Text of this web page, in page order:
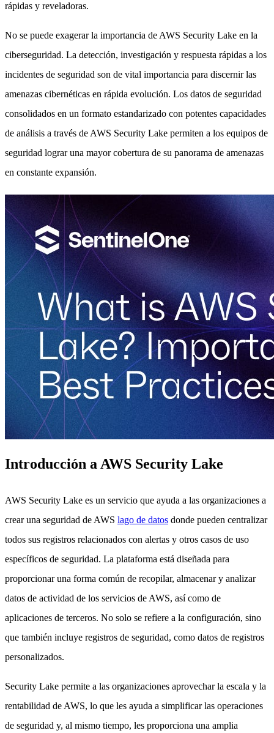
rápidas y reveladoras.
No se puede exagerar la importancia de AWS Security Lake en la
ciberseguridad. La detección, investigación y respuesta rápidas a los
incidentes de seguridad son de vital importancia para discernir las
amenazas cibernéticas en rápida evolución. Los datos de seguridad
consolidados en un formato estandarizado con potentes capacidades
de análisis a través de AWS Security Lake permiten a los equipos de
seguridad lograr una mayor cobertura de su panorama de amenazas
en constante expansión.
Introducción a AWS Security Lake
AWS Security Lake es un servicio que ayuda a las organizaciones a
crear una seguridad de AWS lago de datos donde pueden centralizar
todos sus registros relacionados con alertas y otros casos de uso
específicos de seguridad. La plataforma está diseñada para
proporcionar una forma común de recopilar, almacenar y analizar
datos de actividad de los servicios de AWS, así como de
aplicaciones de terceros. No solo se refiere a la configuración, sino
que también incluye registros de seguridad, como datos de registros
personalizados.
Security Lake permite a las organizaciones aprovechar la escala y la
rentabilidad de AWS, lo que les ayuda a simplificar las operaciones
de seguridad y, al mismo tiempo, les proporciona una amplia